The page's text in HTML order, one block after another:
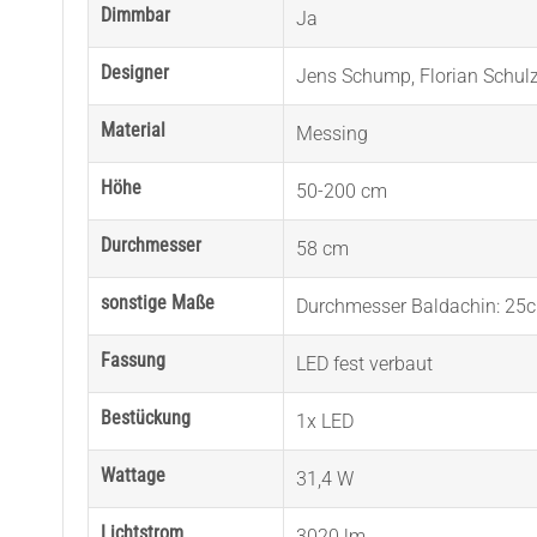
Dimmbar Ja
Designer Jens Schump, Florian
Material Messing
Höhe 50-200 cm
Durchmesser 58 cm
sonstige Maße Durchmesser Baldachin:
Fassung LED fest verbaut
Bestückung 1x LED
Wattage 31,4 W